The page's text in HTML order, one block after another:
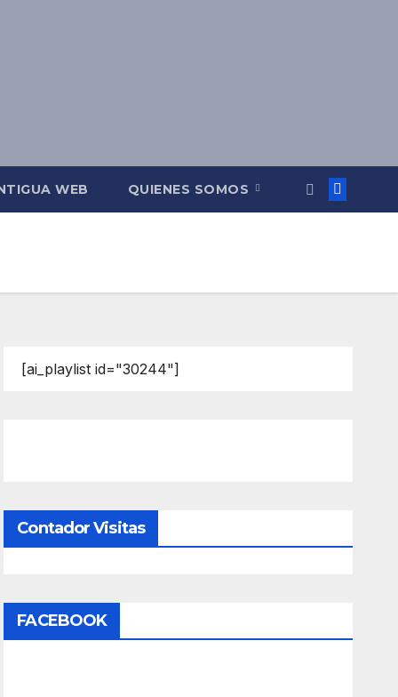
WEB QUIENES SOMOS
[ai_playlist id="30244"]
Contador Visitas
FACEBOOK